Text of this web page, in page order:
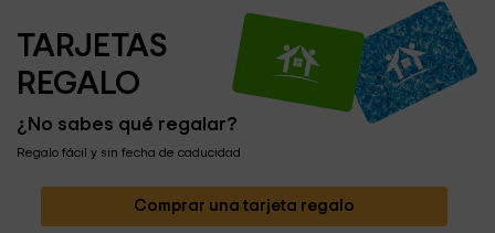
TARJETAS
REGALO
¿No sabes qué regalar?
Regalo fácil y sin fecha de caducidad
Comprar una tarjeta regalo